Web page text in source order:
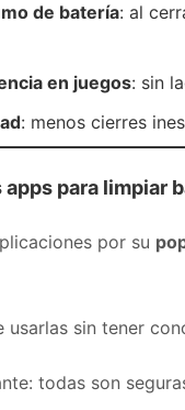
de batería: al
en juegos: sin
: menos cierres
apps para limpiar
por su
usarlas sin tener
todas son